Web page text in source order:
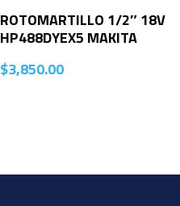
ROTOMARTILLO 1/2″ 18V
HP488DYEX5 MAKITA
$3,850.00